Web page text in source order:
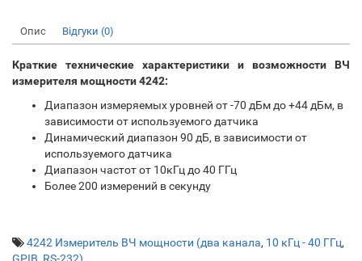
Опис Відгуки (0)
Краткие технические характеристики и возможности ВЧ
измерителя мощности 4242:
Диапазон измеряемых уровней от -70 дБм до +44 дБм, в
зависимости от используемого датчика
Динамический диапазон 90 дБ, в зависимости от
используемого датчика
Диапазон частот от 10кГц до 40 ГГц
Более 200 измерений в секунду
4242 Измеритель ВЧ мощности (два канала, 10 кГц - 40 ГГц,